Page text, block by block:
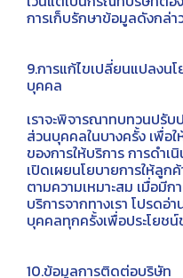
การเก็บรักษาข้อมูลดังกล่า
9.การแก้ไขเปลี่ยนแปลงน
บุคคล
เราจะพิจารณาทบทวนปรั
ส่วนบุคคลในบางครั้ง เพื่อ
ของการให้บริการ การดำเ
เปิดเผยนโยบายการให้ลูก
ตามความเหมาะสม เมื่อมี
บริการจากทางเรา โปรด
บุคคลทุกครั้งเพื่อประโยชน์
10.ข้อมูลการติดต่อบริษัท